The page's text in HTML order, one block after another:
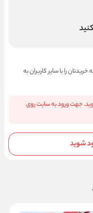
را با سایر کاربران به
جهت ورود به سایت روی
شوید